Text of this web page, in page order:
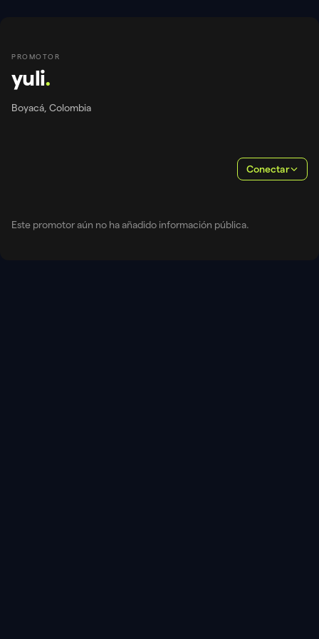
PROMOTOR
yuli.
Boyacá, Colombia
Conectar
Este promotor aún no ha añadido información pública.